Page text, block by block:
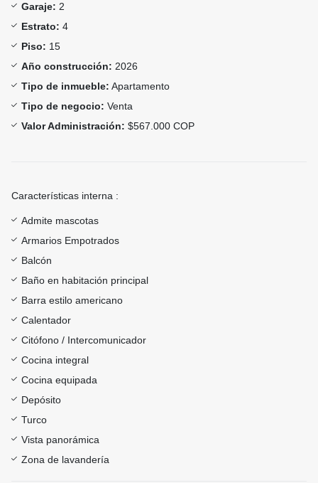
Garaje: 2
Estrato: 4
Piso: 15
Año construcción: 2026
Tipo de inmueble: Apartamento
Tipo de negocio: Venta
Valor Administración: $567.000 COP
Características interna :
Admite mascotas
Armarios Empotrados
Balcón
Baño en habitación principal
Barra estilo americano
Calentador
Citófono / Intercomunicador
Cocina integral
Cocina equipada
Depósito
Turco
Vista panorámica
Zona de lavandería